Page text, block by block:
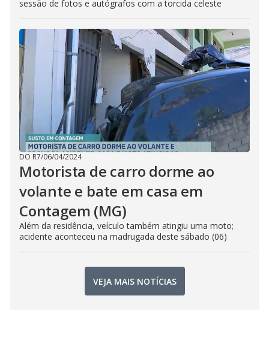
sessão de fotos e autógrafos com a torcida celeste
DO R7/06/04/2024
Motorista de carro dorme ao
volante e bate em casa em
Contagem (MG)
Além da residência, veículo também atingiu uma moto;
acidente aconteceu na madrugada deste sábado (06)
VEJA MAIS NOTÍCIAS